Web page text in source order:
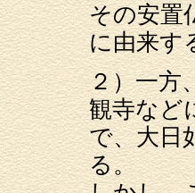
その安置
に由来す
２）一方
観寺など
で、大日
る。